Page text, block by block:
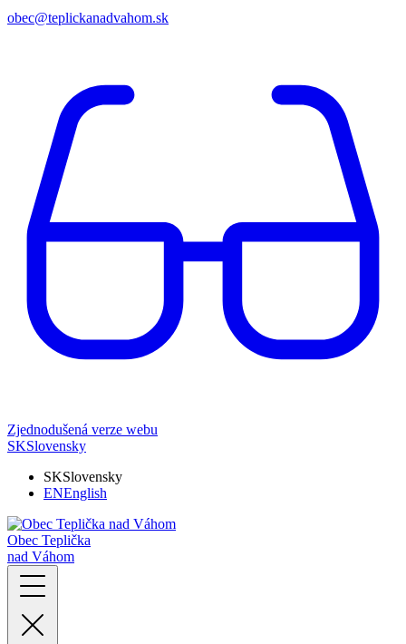
obec@teplickanadvahom.sk
Zjednodušená verze webu
SKSlovensky
SKSlovensky
ENEnglish
Obec Teplička
nad Váhom